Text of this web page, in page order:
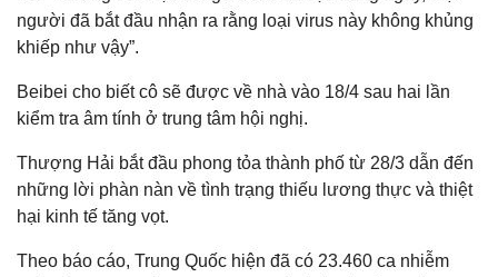
người đã bắt đầu nhận ra rằng loại virus này không khủng
khiếp như vậy”.
Beibei cho biết cô sẽ được về nhà vào 18/4 sau hai lần
kiểm tra âm tính ở trung tâm hội nghị.
Thượng Hải bắt đầu phong tỏa thành phố từ 28/3 dẫn đến
những lời phàn nàn về tình trạng thiếu lương thực và thiệt
hại kinh tế tăng vọt.
Theo báo cáo, Trung Quốc hiện đã có 23.460 ca nhiễm